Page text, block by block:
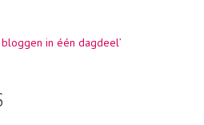
in één dagdeel’